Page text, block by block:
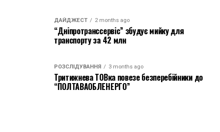
ДАЙДЖЕСТ 2 months ago
“Дніпротранссервіс” збудує мийку для
транспорту за 42 млн
РОЗСЛІДУВАННЯ 3 months ago
Тритижнева ТОВка повезе безперебійники до
“ПОЛТАВАОБЛЕНЕРГО”